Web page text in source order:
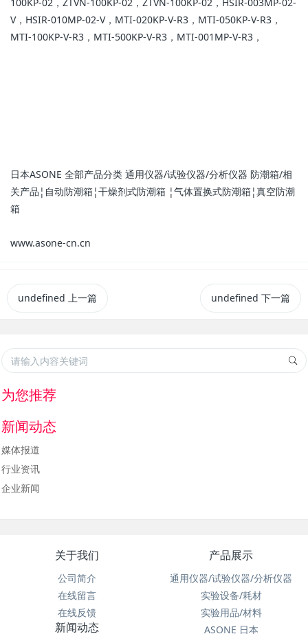
V，HSIR-010MP-02-V，MTI-020KP-V-R3，MTI-050KP-V-R3，
MTI-100KP-V-R3，MTI-500KP-V-R3，MTI-001MP-V-R3，
日本ASONE 全部产品分类 通用仪器/试验仪器/分析仪器 防潮箱/相
关产品¦自动防潮箱¦干燥剂式防潮箱 ¦气体置换式防潮箱¦真空防潮
箱
www.asone-cn.cn
undefined 上一篇 undefined 下一篇
为您推荐
新闻动态
媒体报道
行业资讯
企业新闻
关于我们
公司简介
在线留言
在线反馈
产品展示
通用仪器/试验仪器/分析仪器
实验设备/耗材
实验用品/材料
ASONE 日本
新闻动态